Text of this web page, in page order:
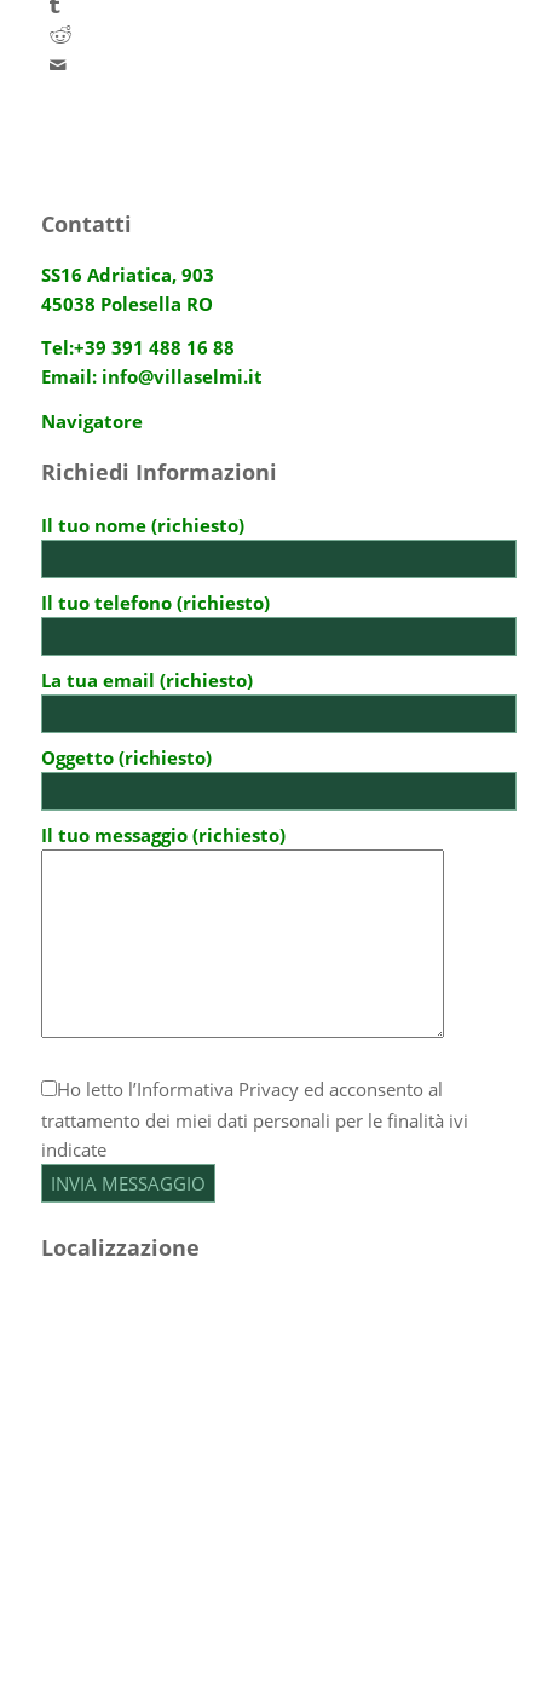
Contatti
SS16 Adriatica, 903
45038 Polesella RO
Tel:+39 391 488 16 88
Email: info@villaselmi.it
Navigatore
Richiedi Informazioni
Il tuo nome (richiesto)
Il tuo telefono (richiesto)
La tua email (richiesto)
Oggetto (richiesto)
Il tuo messaggio (richiesto)
Ho letto l’Informativa Privacyed acconsento al
trattamento dei miei dati personali per le finalità ivi
indicate
Localizzazione